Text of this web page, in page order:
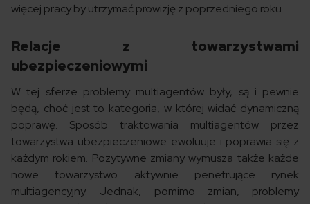
więcej pracy by utrzymać prowizję z poprzedniego roku.
Relacje z towarzystwami
ubezpieczeniowymi
W tej sferze problemy multiagentów były, są i pewnie
będą, choć jest to kategoria, w której widać dynamiczną
poprawę. Sposób traktowania multiagentów przez
towarzystwa ubezpieczeniowe ewoluuje i poprawia się z
każdym rokiem. Pozytywne zmiany wymusza także każde
nowe towarzystwo aktywnie penetrujące rynek
multiagencyjny. Jednak, pomimo zmian, problemy